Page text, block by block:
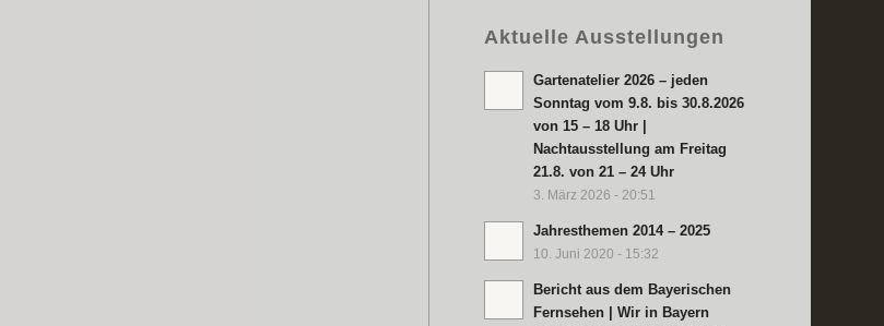
Aktuelle Ausstellungen
Gartenatelier 2026 – jeden
Sonntag vom 9.8. bis 30.8.2026
von 15 – 18 Uhr |
Nachtausstellung am Freitag
21.8. von 21 – 24 Uhr
3. März 2026 - 20:51
Jahresthemen 2014 – 2025
10. Juni 2020 - 15:32
Bericht aus dem Bayerischen
Fernsehen | Wir in Bayern